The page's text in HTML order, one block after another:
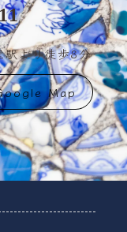
駅より徒歩8分
Map